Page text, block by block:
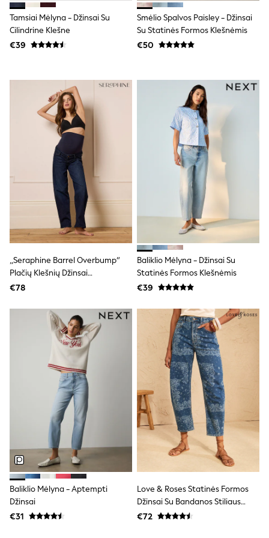
Shorts
Skirts
Sunglasses
Sunsafe Swimwear
Swimsuits
Baby Travel Accessories
All Accessories
Beach Bags
Luggage
Beach Towels
Birkenstock
Crocs
Havaianas
Pour Moi
Rayban
Skechers
Trousers
New In
New in from Next
New In
Trending: Top & Short Sets
Trending: Clogs
50 - 92cm
98 - 110cm
116 - 134cm
140 - 174cm
All Clothing
T-Shirts
Dresses
Shorts & Skirts
Coats & Jackets
Sweatshirts & Hoodies
Knitwear
Sets & Outfits
Tops
Nightwear & Pyjamas
Trousers & Leggings
Shirts & Blouses
Swimwear
Jumpsuits & Playsuits
Tamsiai Mėlyna - Džinsai Su
Cilindrine Klešne
€39
Smėlio Spalvos Paisley - Džinsai
Su Statinės Formos Klešnėmis
€50
„Seraphine Barrel Overbump“
Plačių Klešnių Džinsai
Nėščiosioms Su Atlenktu Apačiu
€78
Baliklio Mėlyna - Džinsai Su
Statinės Formos Klešnėmis
€39
Baliklio Mėlyna - Aptempti
Džinsai
€31
Love & Roses Statinės Formos
Džinsai Su Bandanos Stiliaus
Raštu
€72